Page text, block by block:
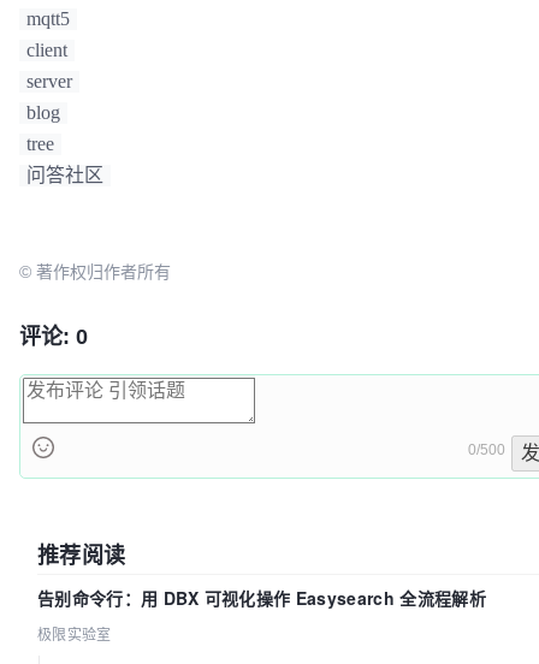
mqtt5
client
server
blog
tree
问答社区
© 著作权归作者所有
评论: 0
0/500
推荐阅读
告别命令行：用 DBX 可视化操作 Easysearch 全流程解析
极限实验室